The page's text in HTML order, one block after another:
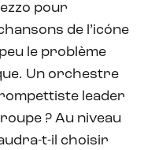
pour
de l’icóne
le problème
Un orchestre
leader
? Au niveau
t-il choisir